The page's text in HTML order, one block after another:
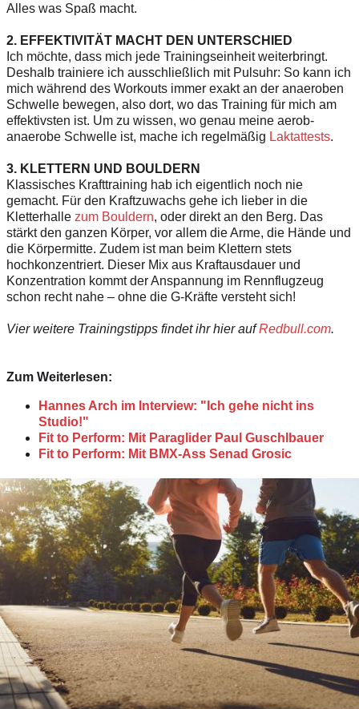
Alles was Spaß macht.
2. EFFEKTIVITÄT MACHT DEN UNTERSCHIED
Ich möchte, dass mich jede Trainingseinheit weiterbringt.
Deshalb trainiere ich ausschließlich mit Pulsuhr: So kann ich
mich während des Workouts immer exakt an der anaeroben
Schwelle bewegen, also dort, wo das Training für mich am
effektivsten ist. Um zu wissen, wo genau meine aerob-
anaerobe Schwelle ist, mache ich regelmäßig Laktattests.
3. KLETTERN UND BOULDERN
Klassisches Krafttraining hab ich eigentlich noch nie
gemacht. Für den Kraftzuwachs gehe ich lieber in die
Kletterhalle zum Bouldern, oder direkt an den Berg. Das
stärkt den ganzen Körper, vor allem die Arme, die Hände und
die Körpermitte. Zudem ist man beim Klettern stets
hochkonzentriert. Dieser Mix aus Kraftausdauer und
Konzentration kommt der Anspannung im Rennflugzeug
schon recht nahe – ohne die G-Kräfte versteht sich!
Vier weitere Trainingstipps findet ihr hier aufRedbull.com.
Zum Weiterlesen:
Hannes Arch im Interview: "Ich gehe nicht ins
Studio!"
Fit to Perform: Mit Paraglider Paul Guschlbauer
Fit to Perform: Mit BMX-Ass Senad Grosic